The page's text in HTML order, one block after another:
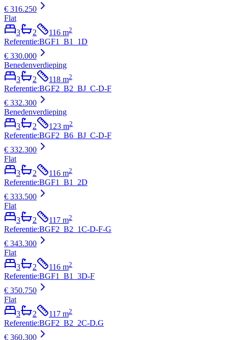
€ 316.250
Flat
3
2 116 m2
Referentie:BGF1_B1_1D
€ 330.000
Benedenverdieping
3
2 118 m2
Referentie:BGF2_B2_BJ_C-D-F
€ 332.300
Benedenverdieping
3
2 123 m2
Referentie:BGF2_B6_BJ_C-D-F
€ 332.300
Flat
3
2 116 m2
Referentie:BGF1_B1_2D
€ 333.500
Flat
3
2 117 m2
Referentie:BGF2_B2_1C-D-F-G
€ 343.300
Flat
3
2 116 m2
Referentie:BGF1_B1_3D-F
€ 350.750
Flat
3
2 117 m2
Referentie:BGF2_B2_2C-D.G
€ 360.300